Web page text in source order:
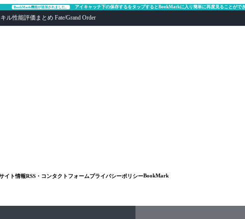
BookMark機能が追加されました。 アイキャッチ下の保存するをタップするとBookMarkに入り簡単に再度見ることができ
性能評価まとめ Fate/Grand Order
イト情報RSS・コンタクトフォームプライバシーポリシーBookMark